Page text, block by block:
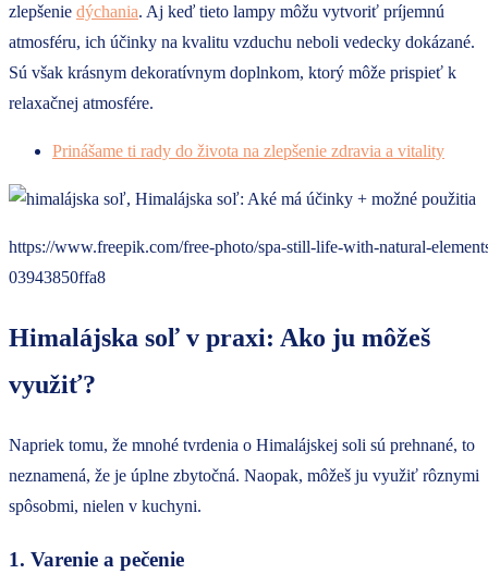
zlepšenie dýchania. Aj keď tieto lampy môžu vytvoriť príjemnú
atmosféru, ich účinky na kvalitu vzduchu neboli vedecky dokázané.
Sú však krásnym dekoratívnym doplnkom, ktorý môže prispieť k
relaxačnej atmosfére.
Prinášame ti rady do života na zlepšenie zdravia a vitality
https://www.freepik.com/free-photo/spa-still-life-with-natural-
03943850ffa8
Himalájska soľ v praxi: Ako ju môžeš
využiť?
Napriek tomu, že mnohé tvrdenia o Himalájskej soli sú prehnané, to
neznamená, že je úplne zbytočná. Naopak, môžeš ju využiť rôznymi
spôsobmi, nielen v kuchyni.
1. Varenie a pečenie